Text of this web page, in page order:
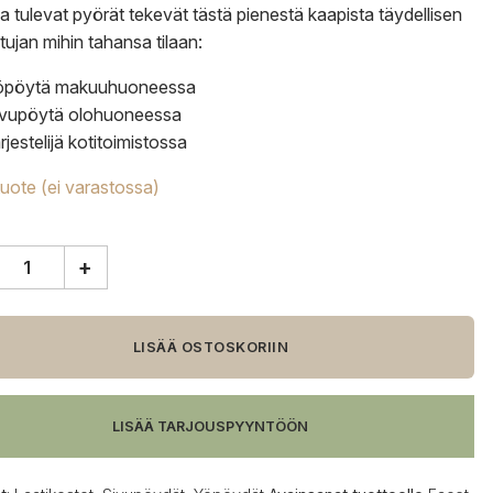
tulevat pyörät tekevät tästä pienestä kaapista täydellisen
mihin tahansa tilaan:
makuuhuoneessa
olohuoneessa
kotitoimistossa
(ei varastossa)
+
LISÄÄ OSTOSKORIIN
LISÄÄ TARJOUSPYYNTÖÖN